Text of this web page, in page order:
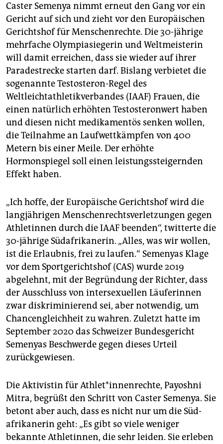
veranstaltungen
shop
fragen & hilfe
unterstützen
abo
genossenschaft
epaper login
Caster Semenya nimmt erneut den Gang vor ein
Gericht auf sich und zieht vor den Europäischen
Gerichtshof für Menschenrechte. Die 30-jährige
mehrfache Olympiasiegerin und Weltmeisterin
will damit erreichen, dass sie wieder auf ihrer
Paradestrecke starten darf. Bislang verbietet die
so­genannte Testosteron-Regel des
Weltleichtathletikverbandes (IAAF) Frauen, die
einen natürlich erhöhten Testosteronwert haben
und diesen nicht medikamentös senken wollen,
die Teilnahme an Laufwettkämpfen von 400
Metern bis einer Meile. Der erhöhte
Hormonspiegel soll einen leistungssteigernden
Effekt haben.
„Ich hoffe, der Europäische Gerichtshof wird die
langjährigen Menschenrechtsverletzungen gegen
Athletinnen durch die IAAF beenden“, twitterte die
30-jährige Südafrikanerin. „Alles, was wir wollen,
ist die Erlaubnis, frei zu laufen.“ Semenyas Klage
vor dem Sportgerichtshof (CAS) wurde 2019
abgelehnt, mit der Begründung der Richter, dass
der Ausschluss von intersexuellen Läuferinnen
zwar diskriminierend sei, aber notwendig, um
Chancengleichheit zu wahren. Zuletzt hatte im
September 2020 das Schweizer Bundesgericht
Semenyas Beschwerde gegen dieses Urteil
zurückgewiesen.
Die Aktivistin für Athlet*in­nen­rechte, Payoshni
Mitra, begrüßt den Schritt von Caster Semenya. Sie
betont aber auch, dass es nicht nur um die Süd­
afrikanerin geht: „Es gibt so viele weniger
bekannte Athletinnen, die sehr leiden. Sie erleben